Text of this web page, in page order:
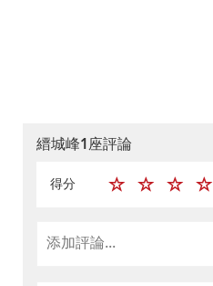
縉城峰1座評論
得分